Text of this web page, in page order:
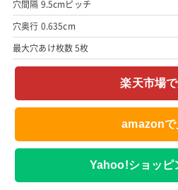
穴間隔 9.5cmピッチ
穴奥行 0.635cm
最大穴あけ枚数 5枚
楽天市場
amazonで
Yahoo!ショッピ